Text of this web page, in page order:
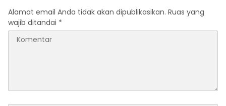
Alamat email Anda tidak akan dipublikasikan. Ruas yang
wajib ditandai *